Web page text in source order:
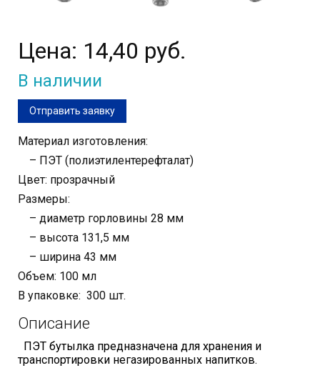
Цена: 14,40 руб.
В наличии
Отправить заявку
Материал изготовления:
– ПЭТ (полиэтилентерефталат)
Цвет: прозрачный
Размеры:
– диаметр горловины 28 мм
– высота 131,5 мм
– ширина 43 мм
Объем: 100 мл
В упаковке: 300 шт.
Описание
ПЭТ бутылка предназначена для хранения и
транспортировки негазированных напитков.